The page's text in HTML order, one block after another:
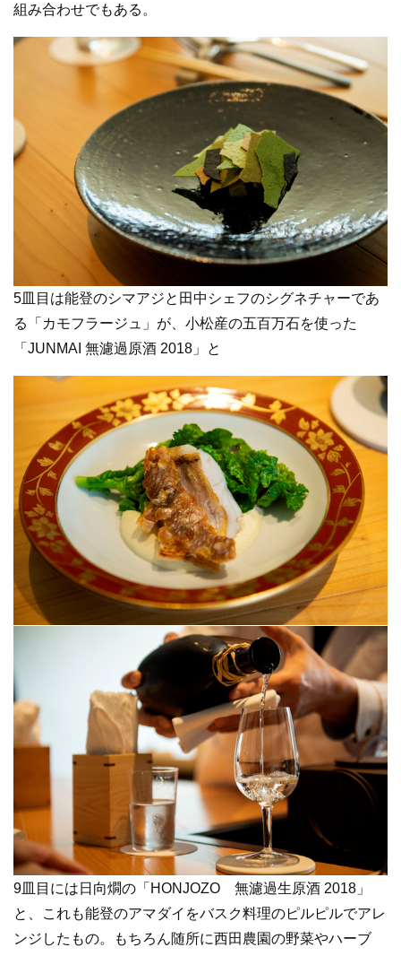
組み合わせでもある。
5皿目は能登のシマアジと田中シェフのシグネチャーであ
る「カモフラージュ」が、小松産の五百万石を使った
「JUNMAI 無濾過原酒 2018」と
9皿目には日向燗の「HONJOZO 無濾過生原酒 2018」
と、これも能登のアマダイをバスク料理のピルピルでアレ
ンジしたもの。もちろん随所に西田農園の野菜やハーブ